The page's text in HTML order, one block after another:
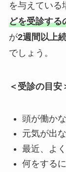
を与えている
どを受診する
が2週間以上
でしょう。
＜受診の目安
頭が働か
元気が出
最近、よ
何をする